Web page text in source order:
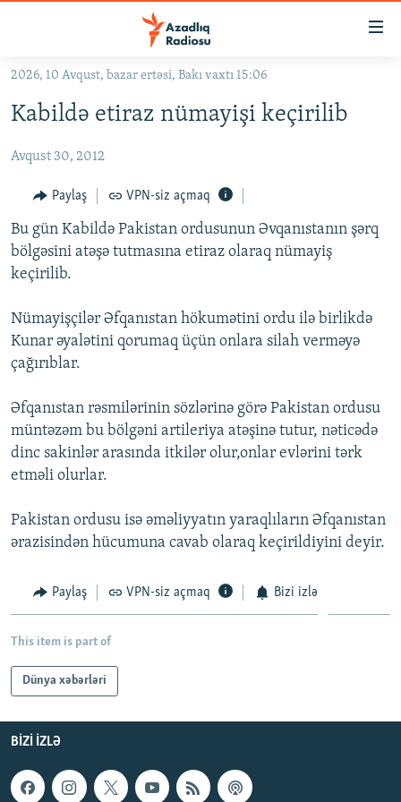
Əsas
qayıt
naviqasiyaya
Axtarışa
keç
KORRUPSIOMETR
#ƏSLINDƏ
FƏRQƏ BAX
QANUNI DOĞRU
ARAŞDIRMA
MULTIMEDIA
VIDEO
İNFOQRAFIKA
KARIKATURA
RADIO ARXIV
AZƏRBAYCAN ƏDƏBIYYATI KITABXANASI
İSLAM VƏ DEMOKRATIYA
İZ - MƏDƏNIYYƏT PROQRAMI
MISSIYAMIZ
PEŞƏ ETIKASI VƏ JURNALISTIKA STANDARTLARIMIZ
MATERIALLARIMIZDAN ISTIFADƏ
AZADLIQRADIOSU MOBIL TELEFONUNUZDA
BIZIMLƏ ƏLAQƏ
BIZI IZLƏ
RFE/RL-in bütün saytları
2026, 10 Avqust, bazar ertəsi, Bakı vaxtı 15:06
Kabildə etiraz nümayişi keçirilib
Avqust 30, 2012
Paylaş VPN-siz açmaq
Bu gün Kabildə Pakistan ordusunun Əvqanıstanın şərq
bölgəsini atəşə tutmasına etiraz olaraq nümayiş
keçirilib.
Nümayişçilər Əfqanıstan hökumətini ordu ilə birlikdə
Kunar əyalətini qorumaq üçün onlara silah verməyə
çağırıblar.
Əfqanıstan rəsmilərinin sözlərinə görə Pakistan ordusu
müntəzəm bu bölgəni artileriya atəşinə tutur, nəticədə
dinc sakinlər arasında itkilər olur,onlar evlərini tərk
etməli olurlar.
Pakistan ordusu isə əməliyyatın yaraqlıların Əfqanıstan
ərazisindən hücumuna cavab olaraq keçirildiyini deyir.
Paylaş VPN-siz açmaq Bizi izlə
This item is part of
Dünya xəbərləri
BIZI IZLƏ